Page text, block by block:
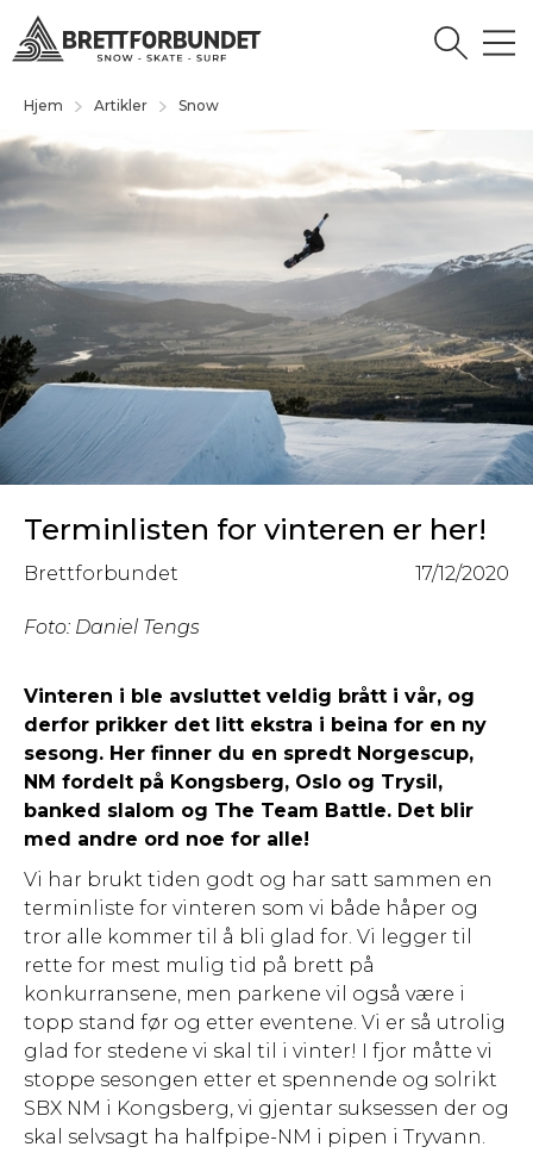
Hjem Artikler Snow
Terminlisten for vinteren er her!
17/12/2020
Brettforbundet
Foto: Daniel Tengs
Vinteren i ble avsluttet veldig brått i vår, og
derfor prikker det litt ekstra i beina for en ny
sesong. Her finner du en spredt Norgescup,
NM fordelt på Kongsberg, Oslo og Trysil,
banked slalom og The Team Battle. Det blir
med andre ord noe for alle!
Vi har brukt tiden godt og har satt sammen en
terminliste for vinteren som vi både håper og
tror alle kommer til å bli glad for. Vi legger til
rette for mest mulig tid på brett på
konkurransene, men parkene vil også være i
topp stand før og etter eventene. Vi er så utrolig
glad for stedene vi skal til i vinter! I fjor måtte vi
stoppe sesongen etter et spennende og solrikt
SBX NM i Kongsberg, vi gjentar suksessen der og
skal selvsagt ha halfpipe-NM i pipen i Tryvann.